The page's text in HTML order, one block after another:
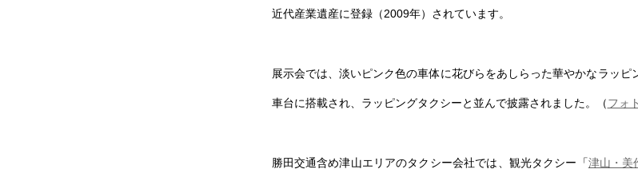
近代産業遺産に登録（2009年）されています。
展示会では、淡いピンク色の車体に花びらをあしらった華やかなラッピ
車台に搭載され、ラッピングタクシーと並んで披露されました。（フォ
勝田交通含め津山エリアのタクシー会社では、観光タクシー「津山・美